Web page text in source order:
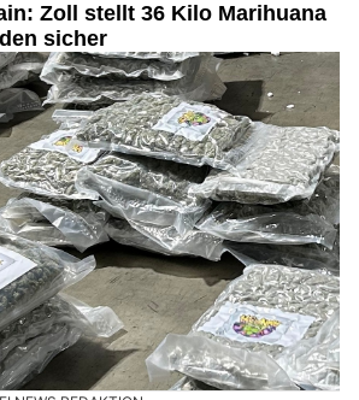
Zoll stellt 36 Kilo Marihuana
sicher